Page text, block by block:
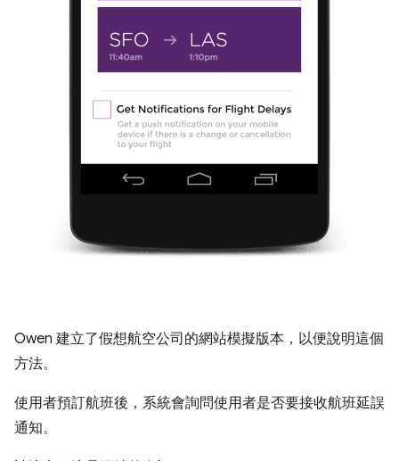
Owen 建立了假想航空公司的網站模擬版本，以便說明這個
方法。
使用者預訂航班後，系統會詢問使用者是否要接收航班延誤
通知。